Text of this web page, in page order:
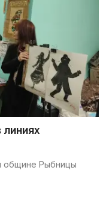
общине Рыбницы